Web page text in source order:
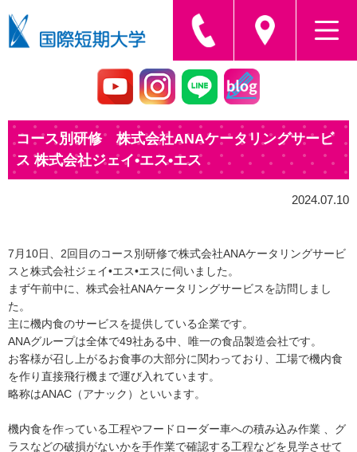
コース別研修 株式会社ANAケータリングサービ
ス 株式会社ジェイ•エス•エス
2024.07.10
7月10日、2回目のコース別研修で株式会社ANAケータリングサービ
スと株式会社ジェイ•エス•エスに伺いました。
まず午前中に、株式会社ANAケータリングサービスを訪問しまし
た。
主に機内食のサービスを提供している企業です。
ANAグループは全体で49社ある中、唯一の食品製造会社です。
お客様が召し上がるお食事の大部分に関わっており、工場で機内食
を作り直接飛行機まで運び入れています。
略称はANAC（アナック）といいます。
機内食を作っている工程やフードローダー車への積み込み作業 、グ
ラスなどの破損がないかを手作業で確認する工程などを見学させて